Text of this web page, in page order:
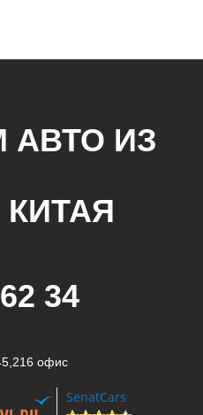
АВТО ИЗ
34
офис
SenatCars